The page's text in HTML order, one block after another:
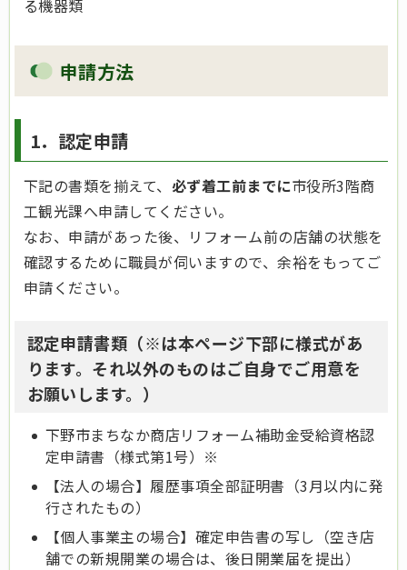
る機器類
申請方法
1．認定申請
下記の書類を揃えて、 必ず着工前までに市役所3階商
工観光課へ申請してください。
なお、申請があった後、リフォーム前の店舗の状態を
確認するために職員が伺いますので、余裕をもってご
申請ください。
認定申請書類（※は本ページ下部に様式があ
ります。それ以外のものはご自身でご用意を
お願いします。）
下野市まちなか商店リフォーム補助金受給資格認
定申請書（様式第1号）※
【法人の場合】履歴事項全部証明書（3月以内に発
行されたもの）
【個人事業主の場合】確定申告書の写し（空き店
舗での新規開業の場合は、後日開業届を提出）